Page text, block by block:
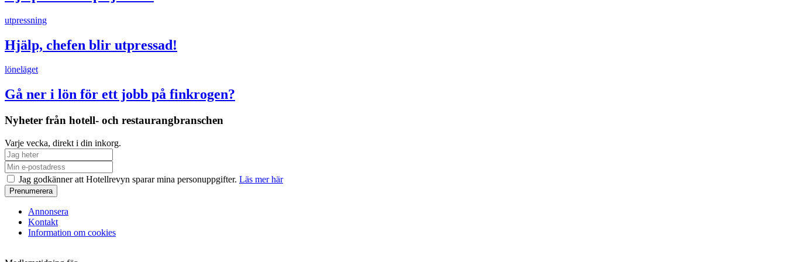
utpressning
Hjälp, chefen blir utpressad!
löneläget
Gå ner i lön för ett jobb på finkrogen?
Nyheter från hotell- och restaurangbranschen
Varje vecka, direkt i din inkorg.
Jag godkänner att Hotellrevyn sparar mina personuppgifter. Läs mer här
Annonsera
Kontakt
Information om cookies